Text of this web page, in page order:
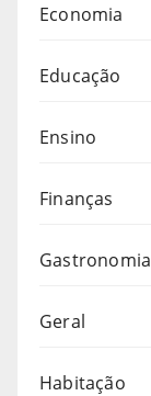
Economia
Educação
Ensino
Finanças
Gastronomia
Geral
Habitação